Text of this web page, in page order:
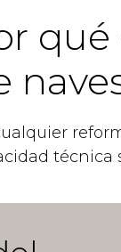
técnica